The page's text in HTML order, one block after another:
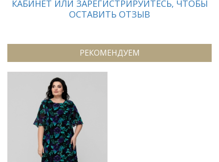
КАБИНЕТ ИЛИ ЗАРЕГИСТРИРУЙТЕСЬ, ЧТОБЫ
ОСТАВИТЬ ОТЗЫВ
РЕКОМЕНДУЕМ